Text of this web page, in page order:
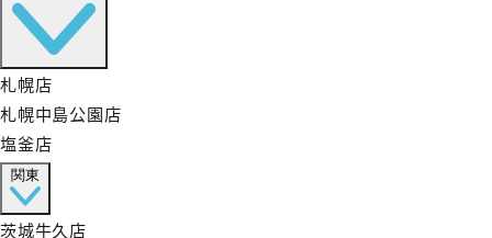
札幌店
札幌中島公園店
塩釜店
関東
茨城牛久店